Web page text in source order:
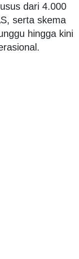
dari 4.000
serta skema
hingga kini